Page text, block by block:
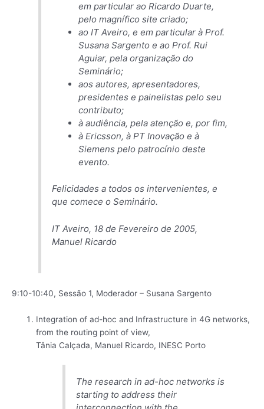
em particular ao Ricardo Duarte,
pelo magnífico site criado;
ao IT Aveiro, e em particular à Prof.
Susana Sargento e ao Prof. Rui
Aguiar, pela organização do
Seminário;
aos autores, apresentadores,
presidentes e painelistas pelo seu
contributo;
à audiência, pela atenção e, por fim,
à Ericsson, à PT Inovação e à
Siemens pelo patrocínio deste
evento.
Felicidades a todos os intervenientes, e
que comece o Seminário.
IT Aveiro, 18 de Fevereiro de 2005,
Manuel Ricardo
9:10-10:40, Sessão 1, Moderador – Susana Sargento
Integration of ad-hoc and Infrastructure in 4G networks,
from the routing point of view,
Tânia Calçada, Manuel Ricardo, INESC Porto
The research in ad-hoc networks is
starting to address their